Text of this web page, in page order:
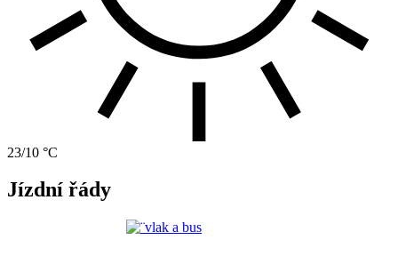
23/10 °C
Jízdní řády